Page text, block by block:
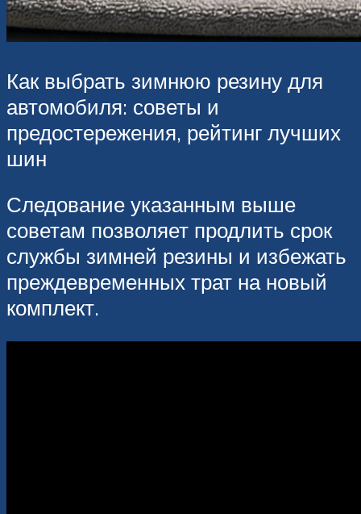
Как выбрать зимнюю резину для
автомобиля: советы и
предостережения, рейтинг лучших
шин
Следование указанным выше
советам позволяет продлить срок
службы зимней резины и избежать
преждевременных трат на новый
комплект.